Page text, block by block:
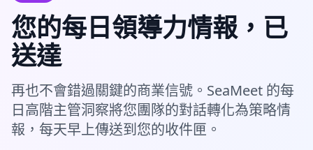
您的每日領導力情報，已
送達
再也不會錯過關鍵的商業信號。SeaMeet 的每
日高階主管洞察將您團隊的對話轉化為策略情
報，每天早上傳送到您的收件匣。